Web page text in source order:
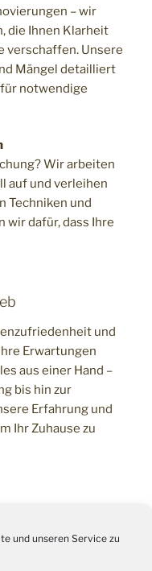
und unseren Service zu
– wir
die Ihnen Klarheit
verschaffen. Unsere
Mängel detailliert
notwendige
Wir arbeiten
auf und verleihen
Techniken und
dafür, dass Ihre
und
Erwartungen
aus einer Hand –
bis hin zur
Erfahrung und
Ihr Zuhause zu